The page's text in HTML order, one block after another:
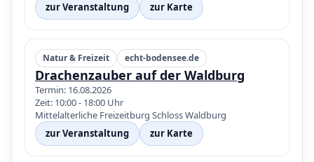
zur Veranstaltung
zur Karte
Natur & Freizeit echt-bodensee.de
Drachenzauber auf der Waldburg
Termin: 16.08.2026
Zeit: 10:00 - 18:00 Uhr
Mittelalterliche Freizeitburg Schloss Waldburg
zur Veranstaltung
zur Karte